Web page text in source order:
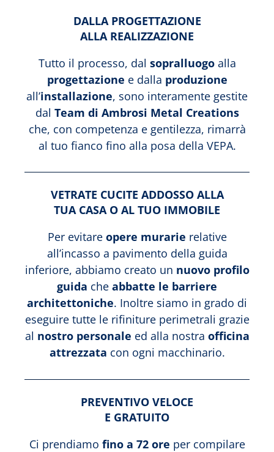
DALLA PROGETTAZIONE
ALLA REALIZZAZIONE
Tutto il processo, dal sopralluogoalla
progettazione e dalla produzione
all’installazione, sono interamente gestite
dal Team di Ambrosi Metal Creations
che, con competenza e gentilezza, rimarrà
al tuo fianco fino alla posa della VEPA.
VETRATE CUCITE ADDOSSO ALLA
TUA CASA O AL TUO IMMOBILE
Per evitare opere murarie relative
all’incasso a pavimento della guida
inferiore, abbiamo creato un nuovo profilo
guida che abbatte le barriere
architettoniche. Inoltre siamo in grado di
eseguire tutte le rifiniture perimetrali grazie
al nostro personale ed alla nostra officina
attrezzata con ogni macchinario.
PREVENTIVO VELOCE
E GRATUITO
Ci prendiamo fino a 72 ore per compilare